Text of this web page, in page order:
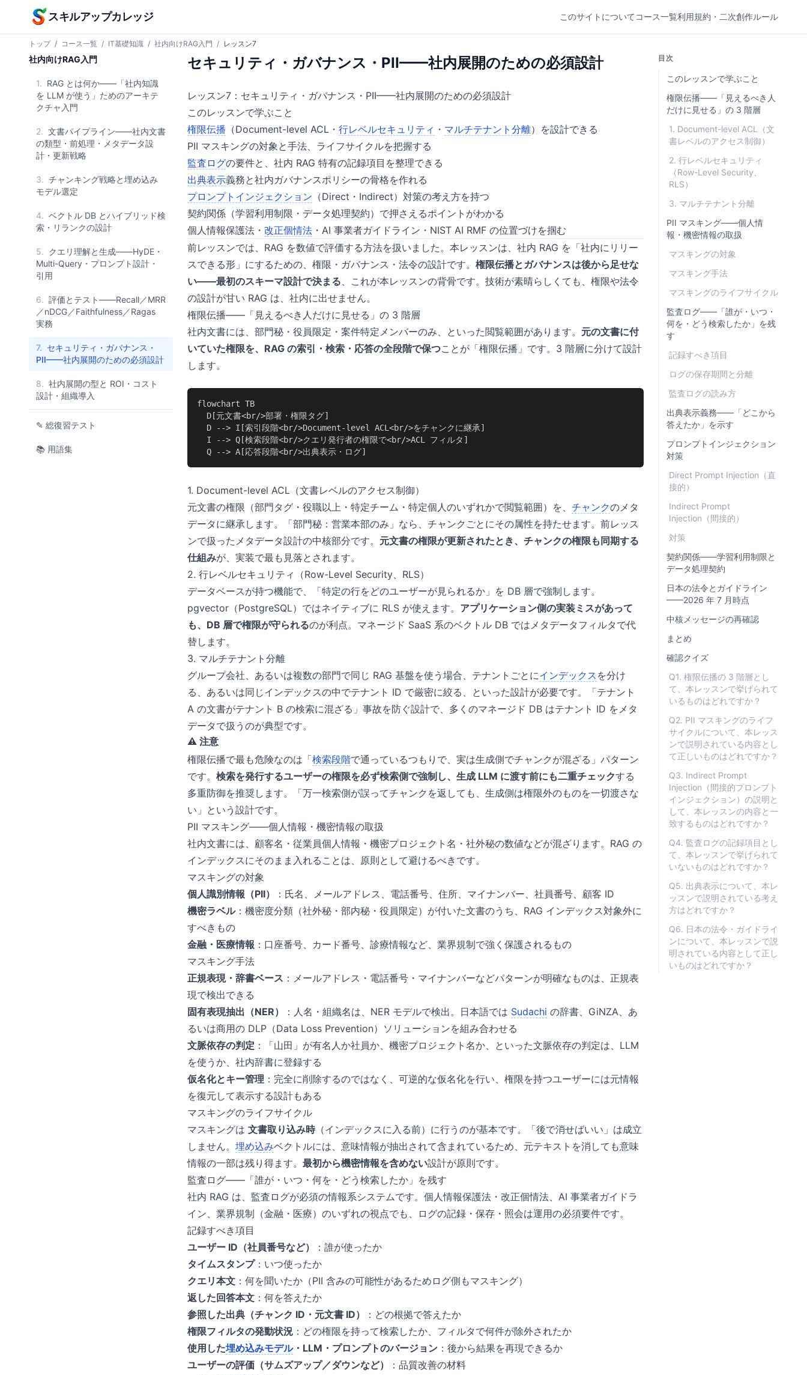
本文へスキップ
スキルアップカレッジ このサイトについて コース一覧利用規約・二次創作ルール
トップ / コース一覧 / IT基礎知識 / 社内向けRAG入門 / レッスン7
社内向けRAG入門
1. RAG とは何か——「社内知識
を LLM が使う」ためのアーキテ
クチャ入門
2. 文書パイプライン——社内文書
の類型・前処理・メタデータ設
計・更新戦略
3. チャンキング戦略と埋め込み
モデル選定
4. ベクトル DB とハイブリッド検
索・リランクの設計
5. クエリ理解と生成——HyDE・
Multi-Query・プロンプト設計・
引用
6. 評価とテスト——Recall／MRR
／nDCG／Faithfulness／Ragas
実務
7. セキュリティ・ガバナンス・
PII——社内展開のための必須設計
8. 社内展開の型と ROI・コスト
設計・組織導入
✎ 総復習テスト
📚 用語集
セキュリティ・ガバナンス・PII——社内展開のための必須設計
レッスン7：セキュリティ・ガバナンス・PII——社内展開のための必須設計
このレッスンで学ぶこと
権限伝播 （Document-level ACL・ 行レベルセキュリティ ・ マルチテナント分離）を設計できる
PII マスキングの対象と手法、ライフサイクルを把握する
監査ログの要件と、社内 RAG 特有の記録項目を整理できる
出典表示義務と社内ガバナンスポリシーの骨格を作れる
プロンプトインジェクション （Direct・Indirect）対策の考え方を持つ
契約関係（学習利用制限・データ処理契約）で押さえるポイントがわかる
個人情報保護法・ 改正個情法 ・AI 事業者ガイドライン・NIST AI RMF の位置づけを掴む
前レッスンでは、RAG を数値で評価する方法を扱いました。本レッスンは、社内 RAG を「社内にリリー
スできる形」にするための、権限・ガバナンス・法令の設計です。 権限伝播とガバナンスは後から足せな
い——最初のスキーマ設計で決まる、これが本レッスンの背骨です。技術が素晴らしくても、権限や法令
の設計が甘い RAG は、社内に出せません。
権限伝播——「見えるべき人だけに見せる」の 3 階層
社内文書には、部門秘・役員限定・案件特定メンバーのみ、といった閲覧範囲があります。 元の文書に付
いていた権限を、RAG の索引・検索・応答の全段階で保つことが「権限伝播」です。3 階層に分けて設計
します。
flowchart TB
  D[元文書<br/>部署・権限タグ]
  D --> I[索引段階<br/>Document-level ACL<br/>をチャンクに継承]
  I --> Q[検索段階<br/>クエリ発行者の権限で<br/>ACL フィルタ]
  Q --> A[応答段階<br/>出典表示・ログ]
1. Document-level ACL（文書レベルのアクセス制御）
元文書の権限（部門タグ・役職以上・特定チーム・特定個人のいずれかで閲覧範囲）を、 チャンクのメタ
データに継承します。「部門秘：営業本部のみ」なら、チャンクごとにその属性を持たせます。前レッス
ンで扱ったメタデータ設計の中核部分です。 元文書の権限が更新されたとき、チャンクの権限も同期する
仕組みが、実装で最も見落とされます。
2. 行レベルセキュリティ（Row-Level Security、RLS）
データベースが持つ機能で、「特定の行をどのユーザーが見られるか」を DB 層で強制します。
pgvector（PostgreSQL）ではネイティブに RLS が使えます。 アプリケーション側の実装ミスがあって
も、DB 層で権限が守られるのが利点。マネージド SaaS 系のベクトル DB ではメタデータフィルタで代
替します。
3. マルチテナント分離
グループ会社、あるいは複数の部門で同じ RAG 基盤を使う場合、テナントごとにインデックス を分け
る、あるいは同じインデックスの中でテナント ID で厳密に絞る、といった設計が必要です。「テナント
A の文書がテナント B の検索に混ざる」事故を防ぐ設計で、多くのマネージド DB はテナント ID をメタ
データで扱うのが典型です。
⚠️ 注意
権限伝播で最も危険なのは「検索段階で通っているつもりで、実は生成側でチャンクが混ざる」パターン
です。 検索を発行するユーザーの権限を必ず検索側で強制し、生成 LLM に渡す前にも二重チェックする
多重防御を推奨します。「万一検索側が誤ってチャンクを返しても、生成側は権限外のものを一切渡さな
い」という設計です。
PII マスキング——個人情報・機密情報の取扱
社内文書には、顧客名・従業員個人情報・機密プロジェクト名・社外秘の数値などが混ざります。RAG の
インデックスにそのまま入れることは、原則として避けるべきです。
マスキングの対象
個人識別情報（PII）
：氏名、メールアドレス、電話番号、住所、マイナンバー、社員番号、顧客 ID
機密ラベル：機密度分類（社外秘・部内秘・役員限定）が付いた文書のうち、RAG インデックス対象外に
すべきもの
金融・医療情報 ：口座番号、カード番号、診療情報など、業界規制で強く保護されるもの
マスキング手法
正規表現・辞書ベース ：メールアドレス・電話番号・マイナンバーなどパターンが明確なものは、正規表
現で検出できる
固有表現抽出（NER）
：人名・組織名は、NER モデルで検出。日本語では Sudachi の辞書、GiNZA、あ
るいは商用の DLP（Data Loss Prevention）ソリューションを組み合わせる
文脈依存の判定 ：「山田」が有名人か社員か、機密プロジェクト名か、といった文脈依存の判定は、LLM
を使うか、社内辞書に登録する
仮名化とキー管理 ：完全に削除するのではなく、可逆的な仮名化を行い、権限を持つユーザーには元情報
を復元して表示する設計もある
マスキングのライフサイクル
マスキングは 文書取り込み時（インデックスに入る前）に行うのが基本です。「後で消せばいい」は成立
しません。 埋め込みベクトルには、意味情報が抽出されて含まれているため、元テキストを消しても意味
情報の一部は残り得ます。 最初から機密情報を含めない設計が原則です。
監査ログ——「誰が・いつ・何を・どう検索したか」を残す
社内 RAG は、監査ログが必須の情報系システムです。個人情報保護法・改正個情法、AI 事業者ガイドラ
イン、業界規制（金融・医療）のいずれの視点でも、ログの記録・保存・照会は運用の必須要件です。
記録すべき項目
ユーザー ID（社員番号など）
：誰が使ったか
タイムスタンプ：いつ使ったか
クエリ本文 ：何を聞いたか（PII 含みの可能性があるためログ側もマスキング）
返した回答本文 ：何を答えたか
参照した出典（チャンク ID・元文書 ID）
：どの根拠で答えたか
権限フィルタの発動状況 ：どの権限を持って検索したか、フィルタで何件が除外されたか
使用した埋め込みモデル・LLM・プロンプトのバージョン ：後から結果を再現できるか
ユーザーの評価（サムズアップ／ダウンなど）
：品質改善の材料
目次
このレッスンで学ぶこと
権限伝播——「見えるべき人
だけに見せる」の 3 階層
1. Document-level ACL（文
書レベルのアクセス制御）
2. 行レベルセキュリティ
（Row-Level Security、
RLS）
3. マルチテナント分離
PII マスキング——個人情
報・機密情報の取扱
マスキングの対象
マスキング手法
マスキングのライフサイクル
監査ログ——「誰が・いつ・
何を・どう検索したか」を残
す
記録すべき項目
ログの保存期間と分離
監査ログの読み方
出典表示義務——「どこから
答えたか」を示す
プロンプトインジェクション
対策
Direct Prompt Injection（直
接的）
Indirect Prompt
Injection（間接的）
対策
契約関係——学習利用制限と
データ処理契約
日本の法令とガイドライン
——2026 年 7 月時点
中核メッセージの再確認
まとめ
確認クイズ
Q1. 権限伝播の 3 階層とし
て、本レッスンで挙げられて
いるものはどれですか？
Q2. PII マスキングのライフ
サイクルについて、本レッス
ンで説明されている内容とし
て正しいものはどれですか？
Q3. Indirect Prompt
Injection（間接的プロンプト
インジェクション）の説明と
して、本レッスンの内容と一
致するものはどれですか？
Q4. 監査ログの記録項目とし
て、本レッスンで挙げられて
いないものはどれですか？
Q5. 出典表示について、本レ
ッスンで説明されている考え
方はどれですか？
Q6. 日本の法令・ガイドライ
ンについて、本レッスンで説
明されている内容として正し
いものはどれですか？